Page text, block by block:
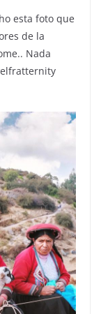
esta foto que
de la
Nada